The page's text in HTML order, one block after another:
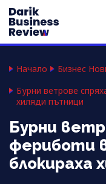
Начало Бизнес
Бурни ветрове
хиляди пътници
Бурни
фериботи
блокираха